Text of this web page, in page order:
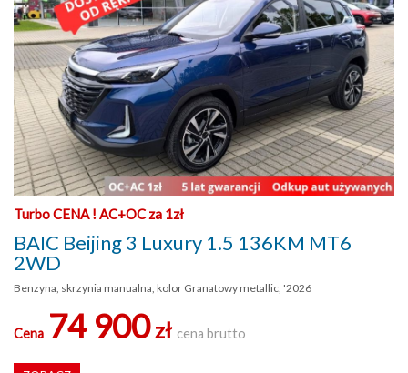
Turbo CENA ! AC+OC za 1zł
BAIC Beijing 3 Luxury 1.5 136KM MT6
2WD
Benzyna, skrzynia manualna, kolor Granatowy metallic, '2026
Cena 74 900zł cena brutto